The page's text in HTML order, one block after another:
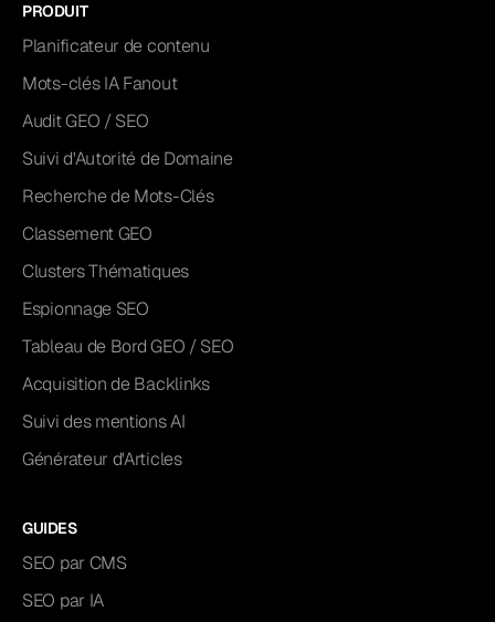
PRODUIT
Planificateur de contenu
Mots-clés IA Fanout
Audit GEO / SEO
Suivi d'Autorité de Domaine
Recherche de Mots-Clés
Classement GEO
Clusters Thématiques
Espionnage SEO
Tableau de Bord GEO / SEO
Acquisition de Backlinks
Suivi des mentions AI
Générateur d'Articles
GUIDES
SEO par CMS
SEO par IA